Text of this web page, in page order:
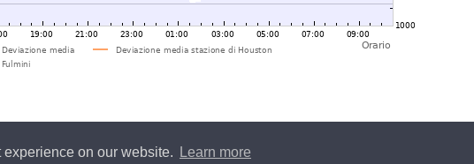
on our website. Learn more